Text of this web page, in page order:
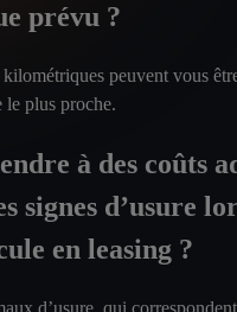
prévu ?
kilométriques peuvent vous
le plus proche.
à des coûts
signes d’usure
en leasing ?